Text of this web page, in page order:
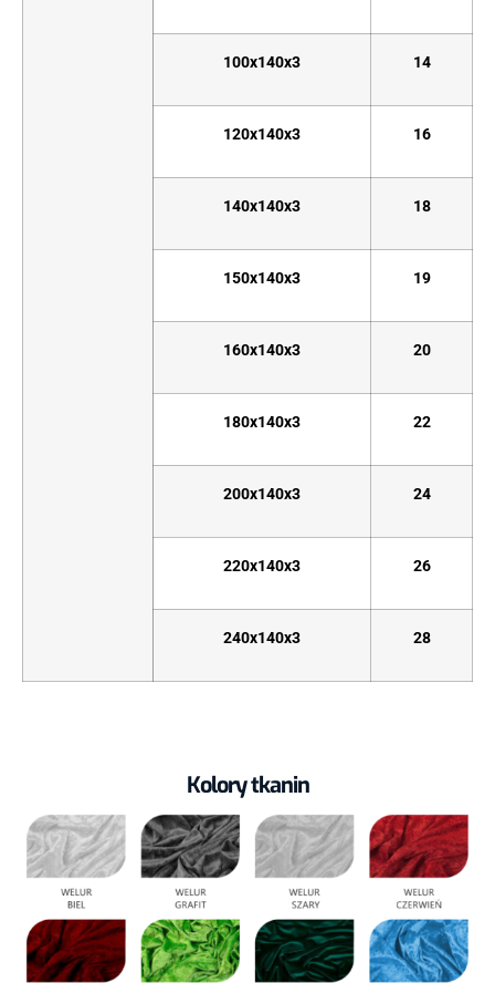
100x140x3 14
120x140x3 16
140x140x3 18
150x140x3 19
160x140x3 20
180x140x3 22
200x140x3 24
220x140x3 26
240x140x3 28
Kolory tkanin